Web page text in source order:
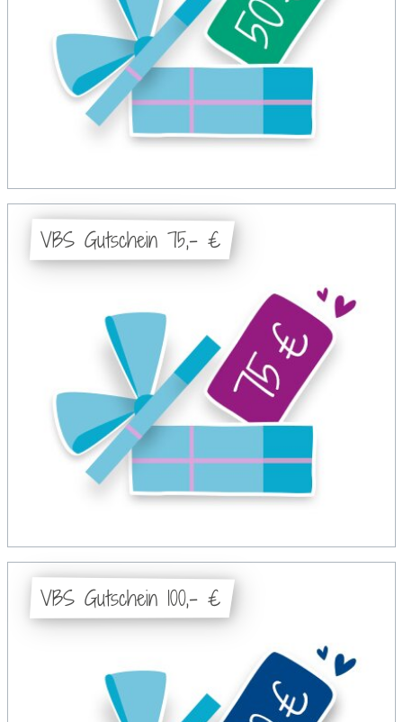
VBS Gutschein 75,- €
VBS Gutschein 100,- €